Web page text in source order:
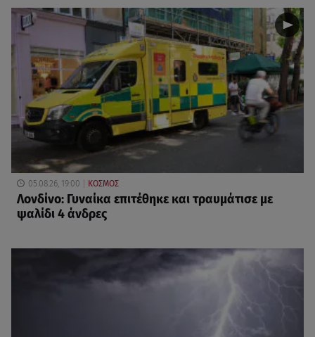
05.08.26, 19:00 ΚΟΣΜΟΣ
Λονδίνο: Γυναίκα επιτέθηκε και τραυμάτισε με
ψαλίδι 4 άνδρες